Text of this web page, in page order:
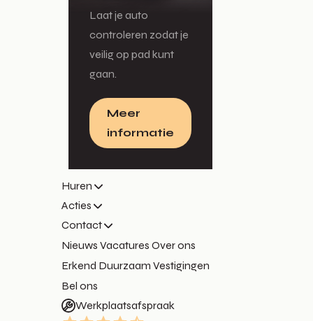
Laat je auto
controleren zodat je
veilig op pad kunt
gaan.
Meer
informatie
Huren
Acties
Contact
Nieuws Vacatures Over ons
Erkend Duurzaam Vestigingen
Bel ons
Werkplaatsafspraak